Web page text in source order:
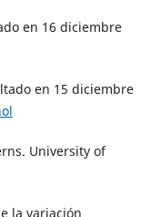
en 16 diciembre
en 15 diciembre
University of
la variación